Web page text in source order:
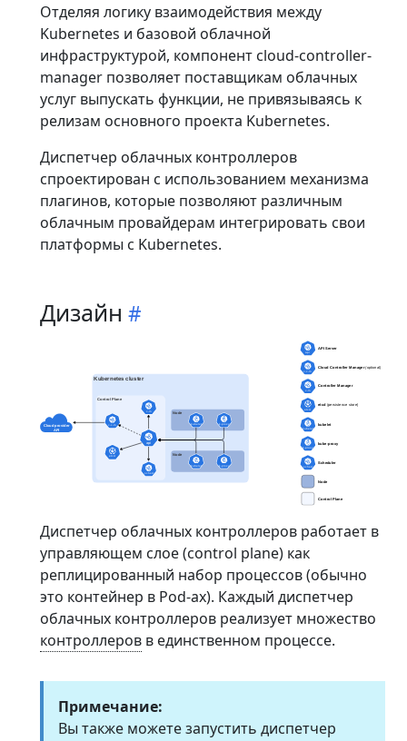
Отделяя логику взаимодействия между
Kubernetes и базовой облачной
инфраструктурой, компонент cloud-controller-
manager позволяет поставщикам облачных
услуг выпускать функции, не привязываясь к
релизам основного проекта Kubernetes.
Диспетчер облачных контроллеров
спроектирован с использованием механизма
плагинов, которые позволяют различным
облачным провайдерам интегрировать свои
платформы с Kubernetes.
Дизайн
Диспетчер облачных контроллеров работает в
управляющем слое (control plane) как
реплицированный набор процессов (обычно
это контейнер в Pod-ах). Каждый диспетчер
облачных контроллеров реализует множество
контроллеров в единственном процессе.
Примечание:
Вы также можете запустить диспетчер